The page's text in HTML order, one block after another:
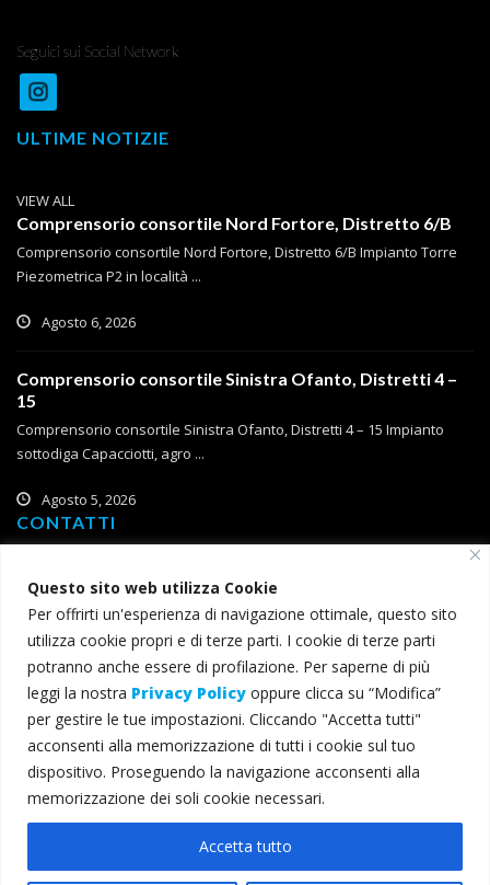
Questo sito web utilizza Cookie
Per offrirti un'esperienza di navigazione ottimale, questo sito
utilizza cookie propri e di terze parti. I cookie di terze parti
potranno anche essere di profilazione. Per saperne di più
leggi la nostra Privacy Policy oppure clicca su “Modifica”
per gestire le tue impostazioni. Cliccando "Accetta tutti"
acconsenti alla memorizzazione di tutti i cookie sul tuo
dispositivo. Proseguendo la navigazione acconsenti alla
memorizzazione dei soli cookie necessari.
Accetta tutto
Seguici sui Social Network
ULTIME NOTIZIE
VIEW ALL
Comprensorio consortile Nord Fortore, Distretto 6/B
Comprensorio consortile Nord Fortore, Distretto 6/B Impianto Torre
Piezometrica P2 in località ...
Agosto 6, 2026
Comprensorio consortile Sinistra Ofanto, Distretti 4 –
15
Comprensorio consortile Sinistra Ofanto, Distretti 4 – 15 Impianto
sottodiga Capacciotti, agro ...
Agosto 5, 2026
CONTATTI
71121 Foggia
T (+39) 0881 785 111
F (+39) 0881 774 634
consorzio@bonificacapitanata.it
consorzio@pec.bonificacapitanata.it
© 2022 Consorzio per la Bonifica della Capitanata - Tutti i diritti
riservati - C.F. 00345000715 -Privacy e cookie